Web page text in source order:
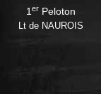
1 er Peloton
Lt de NAUROIS